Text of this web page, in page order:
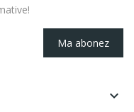
Ma abonez
